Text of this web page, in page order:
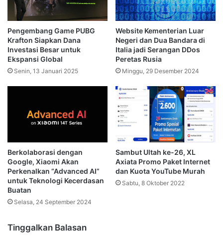
Pengembang Game PUBG
Krafton Siapkan Dana
Investasi Besar untuk
Ekspansi Global
Senin, 13 Januari 2025
Website Kementerian Luar
Negeri dan Dua Bandara di
Italia jadi Serangan DDos
Peretas Rusia
Minggu, 29 Desember 2024
Berkolaborasi dengan
Google, Xiaomi Akan
Perkenalkan “Advanced AI”
untuk Teknologi Kecerdasan
Buatan
Selasa, 24 September 2024
Sambut Ultah ke-26, XL
Axiata Promo Paket Internet
dan Kuota YouTube Murah
Sabtu, 8 Oktober 2022
Tinggalkan Balasan